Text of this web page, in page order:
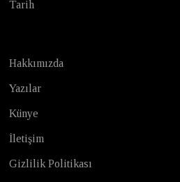
Tarih
Hakkımızda
Yazılar
Künye
İletişim
Gizlilik Politikası